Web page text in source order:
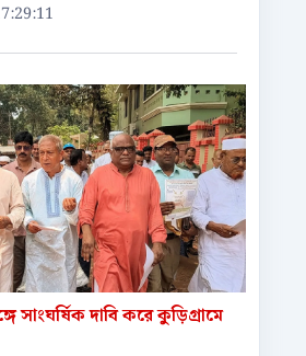
সাংঘর্ষিক দাবি করে কুড়িগ্রামে